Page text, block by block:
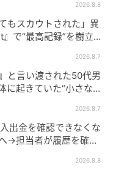
2026.8.8
もスカウトされた」異
で“最高記録”を樹立し
2026.8.7
と言い渡された50代男
起きていた“小さな異
2026.8.7
出金を確認できなくな
→担当者が履歴を確認
2026.8.8